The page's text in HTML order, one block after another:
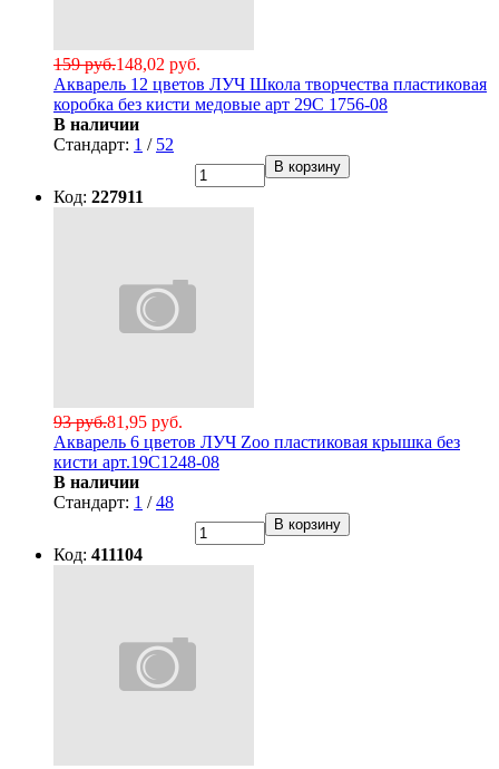
148,02 руб.
159 руб.
Акварель 12 цветов ЛУЧ Школа творчества пластиковая
коробка без кисти медовые арт 29С 1756-08
В наличии
Стандарт: 1 / 52
В корзину
Код: 227911
81,95 руб.
93 руб.
Акварель 6 цветов ЛУЧ Zoo пластиковая крышка без
кисти арт.19С1248-08
В наличии
Стандарт: 1 /48
В корзину
Код: 411104